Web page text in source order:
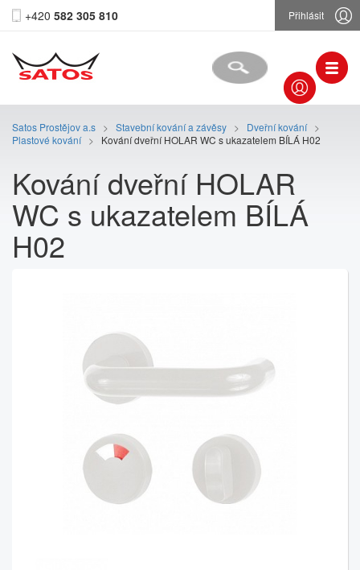
+420 582 305 810 Přihlásit
Satos Prostějov a.s > Stavební kování a závěsy > Dveřní kování >
Plastové kování > Kování dveřní HOLAR WC s ukazatelem BÍLÁ H02
Kování dveřní HOLAR
WC s ukazatelem BÍLÁ
H02